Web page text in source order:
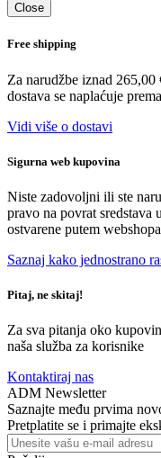
Close
Free shipping
Za narudžbe iznad 265,00
dostava se naplaćuje
Vidi više o dostavi
Sigurna web kupovina
Niste zadovoljni ili ste
pravo na povrat sredstava
ostvarene putem
Saznaj kako jednostrano
Pitaj, ne skitaj!
Za sva pitanja oko
naša služba za korisnike
Kontaktiraj nas
ADM Newsletter
Saznajte među prvima
Pretplatite se i primajte